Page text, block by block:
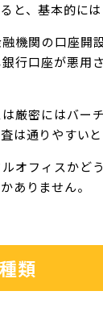
と、基本的に
機関の口座開
行口座が悪用
厳密にはバー
は通りやすいと
オフィスかど
ありません。
類